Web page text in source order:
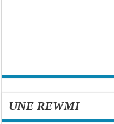
UNE REWMI